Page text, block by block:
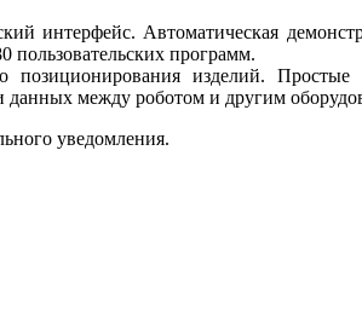
интерфейс. Автоматическая
пользовательских программ.
позиционирования изделий.
между роботом и другим
уведомления.